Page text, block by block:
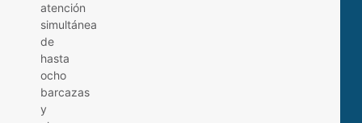
atención
simultánea
de
hasta
ocho
barcazas
y